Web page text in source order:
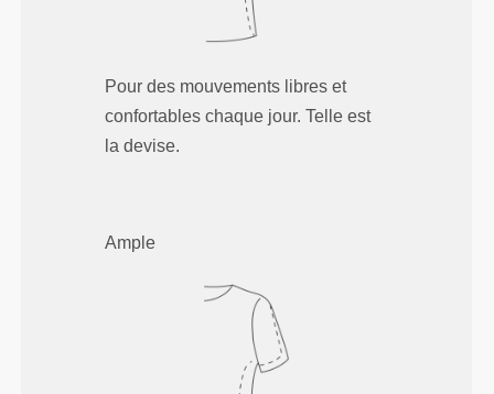
Pour des mouvements libres et
confortables chaque jour. Telle est
la devise.
Ample